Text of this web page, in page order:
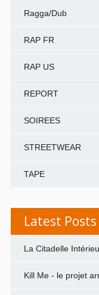
Ragga/Dub
RAP FR
RAP US
REPORT
SOIREES
STREETWEAR
TAPE
Latest Posts
La Citadelle
Kill Me - le projet